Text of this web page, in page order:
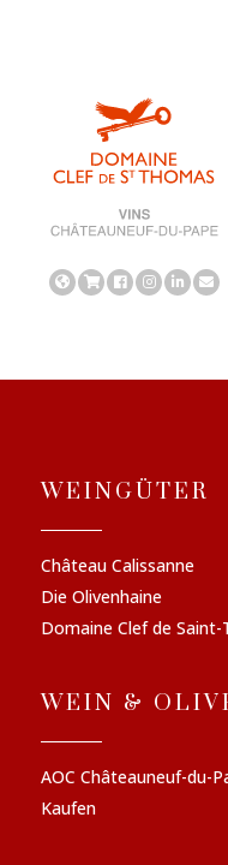
WEINGÜTER
Château Calissanne
Die Olivenhaine
Domaine Clef de
WEIN &
AOC Châteauneuf-du-
Kaufen